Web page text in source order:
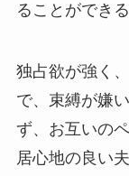
ることができ
独占欲が強く
で、束縛が嫌
ず、お互いの
居心地の良い